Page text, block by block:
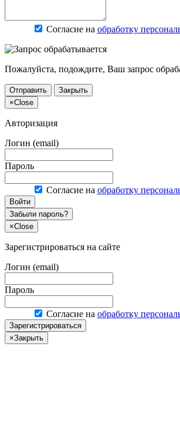
Согласие на обработку
Пожалуйста, подождите, Ваш запрос
Отправить
Закрыть
×Close
Авторизация
Логин (email)
Пароль
Согласие на обработку
Войти
Забыли пароль?
×Close
Зарегистрироваться на сайте
Логин (email)
Пароль
Согласие на обработку
Зарегистрироваться
×Закрыть